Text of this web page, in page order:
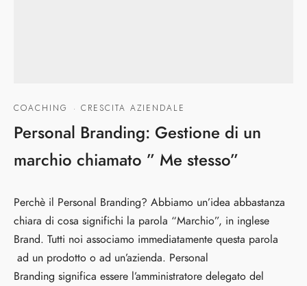
COACHING · CRESCITA AZIENDALE
Personal Branding: Gestione di un
marchio chiamato ” Me stesso”
Perchè il Personal Branding? Abbiamo un’idea abbastanza
chiara di cosa significhi la parola “Marchio”, in inglese
Brand. Tutti noi associamo immediatamente questa parola
ad un prodotto o ad un’azienda. Personal
Branding significa essere l’amministratore delegato del